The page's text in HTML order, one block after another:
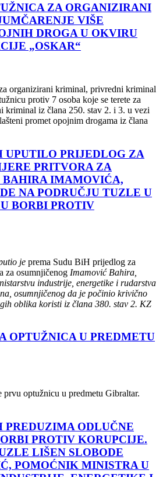
ZA ORGANIZIRANI
VIŠE
DROGA U OKVIRU
„OSKAR“
organizirani kriminal, privredni kriminal
protiv 7 osoba koje se terete za
kriminal iz člana 250. stav 2. i 3. u vezi
promet opojnim drogama iz člana
UPUTILO PRIJEDLOG ZA
PRITVORA ZA
BAHIRA IMAMOVIĆA,
NA PODRUČJU TUZLE U
BORBI PROTIV
je prema Sudu BiH prijedlog za
za osumnjičenog Imamović Bahira,
industrije, energetike i rudarstva
osumnjičenog da je počinio krivično
oblika koristi iz člana 380. stav 2. KZ
OPTUŽNICA U PREDMETU
optužnicu u predmetu Gibraltar.
ODLUČNE
PROTIV KORUPCIJE.
LIŠEN SLOBODE
POMOĆNIK MINISTRA U